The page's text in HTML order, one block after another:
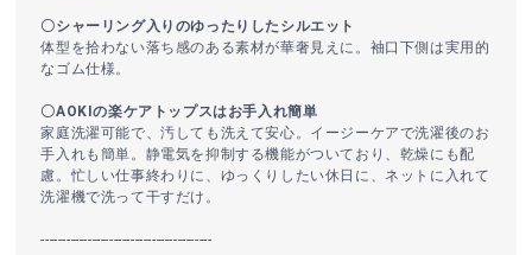
〇シャーリング入りのゆったりしたシルエット
体型を拾わない落ち感のある素材が華奢見えに。袖口下側は実用的
なゴム仕様。
〇AOKIの楽ケアトップスはお手入れ簡単
家庭洗濯可能で、汚しても洗えて安心。イージーケアで洗濯後のお
手入れも簡単。静電気を抑制する機能がついており、乾燥にも配
慮。忙しい仕事終わりに、ゆっくりしたい休日に、ネットに入れて
洗濯機で洗って干すだけ。
----------------------------------------